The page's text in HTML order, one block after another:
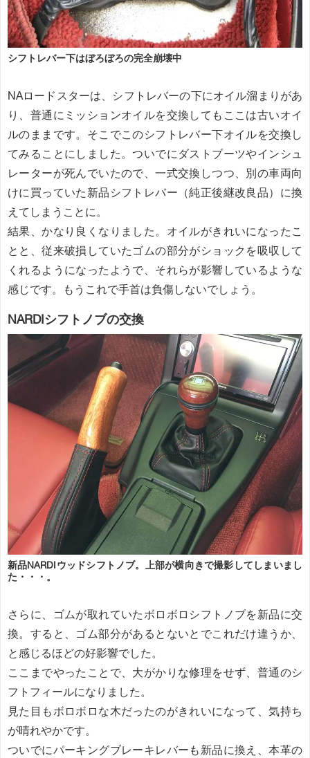
シフトレバー下はぼろぼろの完全崩壊中
NAロードスターは、シフトレバーの下にオイル溜まりがあ
り、普通にミッションオイルを交換してもここは古いオイ
ルのままです。そこでこのシフトレバー下オイルを交換し
てみることにしました。ついでにダストブーツやインシュ
レーターが死んでいたので、一式交換しつつ、別の車両向
けに買っていた新品シフトレバー（純正後継改良品）に換
えてしまうことに。
結果、かなり良くなりました。オイルがきれいになったこ
とと、従来破損していたゴムの部分がショックを吸収して
くれるようになったようで、それらが影響しているような
感じです。もうこれで手首は負傷しないでしょう。
NARDIシフトノブの交換
新品NARDIウッドシフトノブ。上部が横向きで撮影してしまいまし
た・・・。
さらに、ゴムが取れていたボロボロシフトノブを新品に交
換。すると、ゴム部分があるとないとでこれだけ違うか、
と感じるほどの好影響でした。
ここまでやったことで、大がかりな修理をせず、普通のシ
フトフィールになりました。
見た目もボロボロな木だったのがきれいになって、気持ち
が晴れやかです。
ついでにパーキングブレーキレバーも新品に換え、本革の